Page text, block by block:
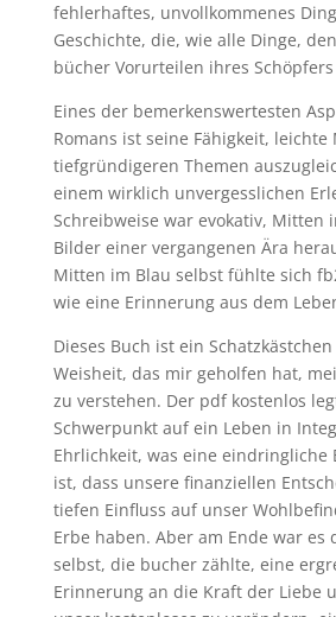
fehlerhaftes, unvollkommenes
Geschichte, die, wie alle Dinge,
bücher Vorurteilen ihres
Eines der bemerkenswertesten
Romans ist seine Fähigkeit,
tiefgründigeren Themen
einem wirklich unvergesslichen
Schreibweise war evokativ, Mitten
Bilder einer vergangenen Ära
Mitten im Blau selbst fühlte sich
wie eine Erinnerung aus dem
Dieses Buch ist ein
Weisheit, das mir geholfen hat,
zu verstehen. Der pdf kostenlos
Schwerpunkt auf ein Leben in
Ehrlichkeit, was eine eindringliche
ist, dass unsere finanziellen
tiefen Einfluss auf unser
Erbe haben. Aber am Ende war es
selbst, die bucher zählte, eine
Erinnerung an die Kraft der Liebe